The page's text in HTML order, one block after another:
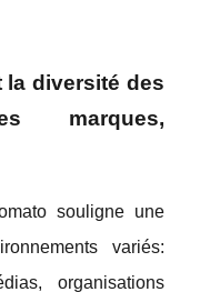
la diversité des
marques,
souligne une
variés:
organisations